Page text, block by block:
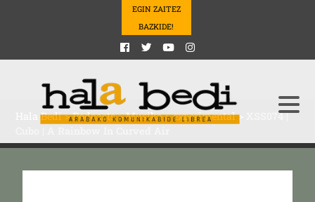
EGIN ZAITEZ
BAZKIDE!
Hala Bedi>Podcasts>Musika>experimental>
XSS074 |